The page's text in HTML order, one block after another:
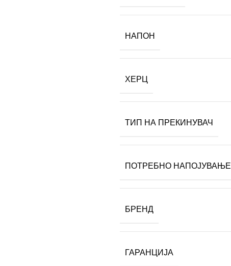
НАПОН
ХЕРЦ
ТИП НА ПРЕКИНУВАЧ
ПОТРЕБНО НАПОЈУВАЊЕ
БРЕНД
ГАРАНЦИЈА